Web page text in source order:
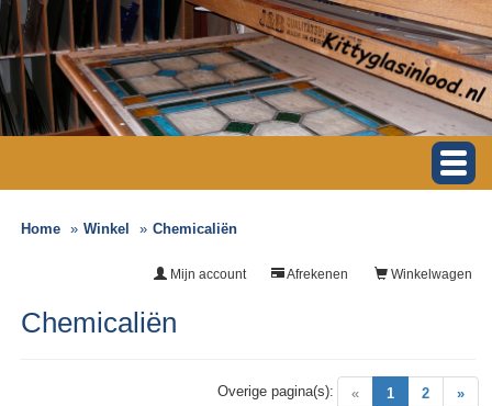
Home Winkel Chemicaliën
Winkelwagen
Afrekenen
Mijn account
Chemicaliën
« 1(current)
2 »
Overige pagina(s):